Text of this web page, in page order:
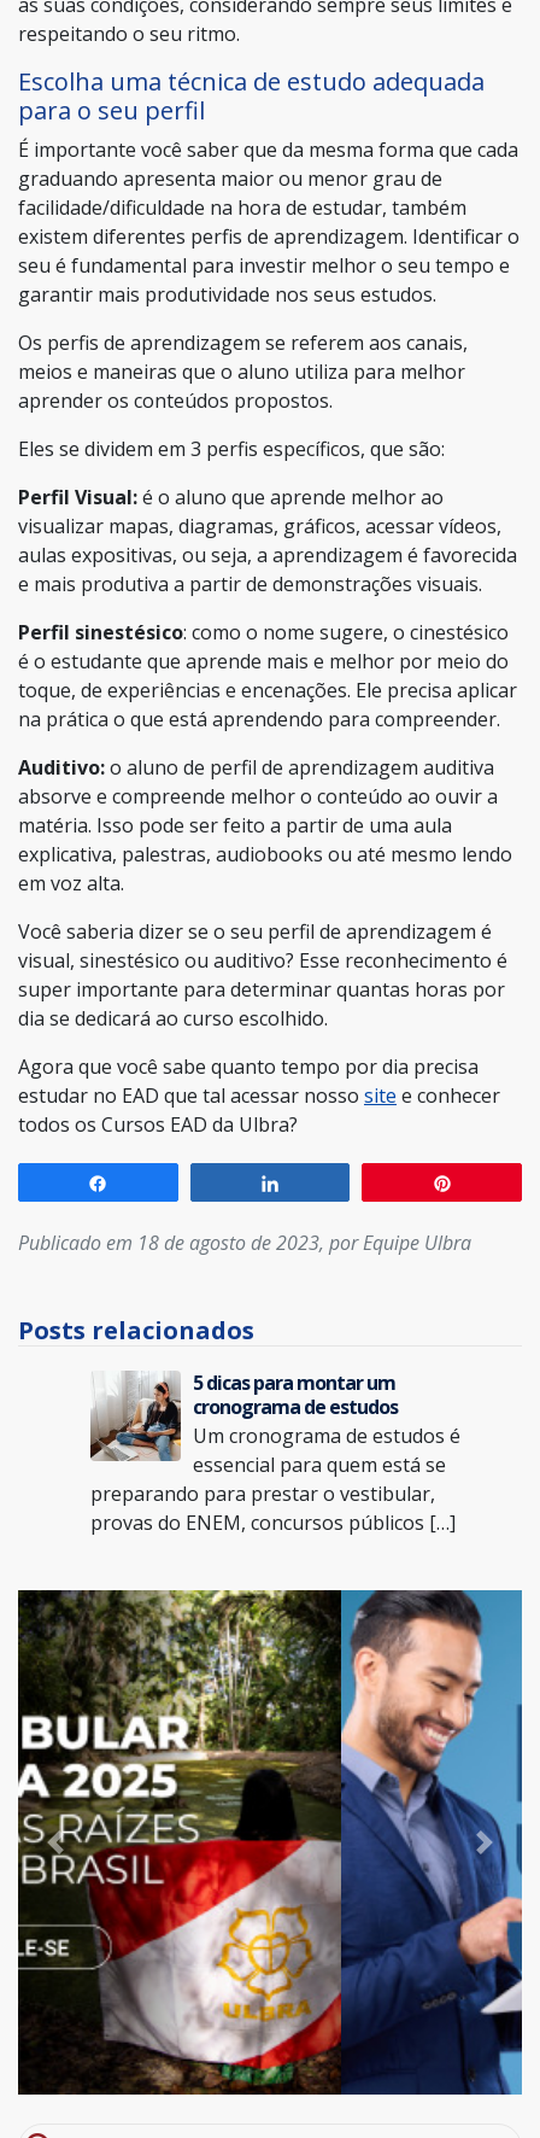
respeitando o seu ritmo.
Escolha uma técnica de estudo adequada
para o seu perfil
É importante você saber que da mesma forma que cada
graduando apresenta maior ou menor grau de
facilidade/dificuldade na hora de estudar, também
existem diferentes perfis de aprendizagem. Identificar o
seu é fundamental para investir melhor o seu tempo e
garantir mais produtividade nos seus estudos.
Os perfis de aprendizagem se referem aos canais,
meios e maneiras que o aluno utiliza para melhor
aprender os conteúdos propostos.
Eles se dividem em 3 perfis específicos, que são:
Perfil Visual:é o aluno que aprende melhor ao
visualizar mapas, diagramas, gráficos, acessar vídeos,
aulas expositivas, ou seja, a aprendizagem é favorecida
e mais produtiva a partir de demonstrações visuais.
Perfil sinestésico: como o nome sugere, o cinestésico
é o estudante que aprende mais e melhor por meio do
toque, de experiências e encenações. Ele precisa aplicar
na prática o que está aprendendo para compreender.
Auditivo:o aluno de perfil de aprendizagem auditiva
absorve e compreende melhor o conteúdo ao ouvir a
matéria. Isso pode ser feito a partir de uma aula
explicativa, palestras, audiobooks ou até mesmo lendo
em voz alta.
Você saberia dizer se o seu perfil de aprendizagem é
visual, sinestésico ou auditivo? Esse reconhecimento é
super importante para determinar quantas horas por
dia se dedicará ao curso escolhido.
Agora que você sabe quanto tempo por dia precisa
estudar no EAD que tal acessar nosso site e conhecer
todos os Cursos EAD da Ulbra?
Publicado em 18 de agosto de 2023, por Equipe Ulbra
Posts relacionados
5 dicas para montar um
cronograma de estudos
Um cronograma de estudos é
essencial para quem está se
preparando para prestar o vestibular,
provas do ENEM, concursos públicos […]
Previous Next